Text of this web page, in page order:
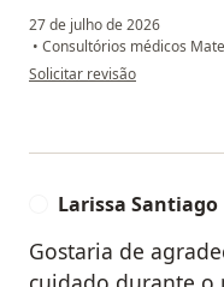
27 de julho de 2026
• Consultórios médicos
na opinião do utilizador
Solicitar revisão
Larissa Santiago
Gostaria de